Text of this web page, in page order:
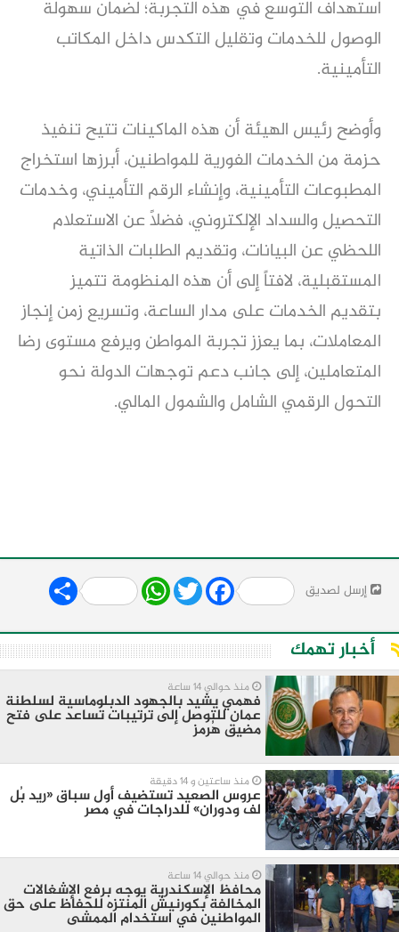
استهداف التوسع في هذه التجربة؛ لضمان سهولة
الوصول للخدمات وتقليل التكدس داخل المكاتب
التأمينية.
وأوضح رئيس الهيئة أن هذه الماكينات تتيح تنفيذ
حزمة من الخدمات الفورية للمواطنين، أبرزها استخراج
المطبوعات التأمينية، وإنشاء الرقم التأميني، وخدمات
التحصيل والسداد الإلكتروني، فضلاً عن الاستعلام
اللحظي عن البيانات، وتقديم الطلبات الذاتية
المستقبلية، لافتاً إلى أن هذه المنظومة تتميز
بتقديم الخدمات على مدار الساعة، وتسريع زمن إنجاز
المعاملات، بما يعزز تجربة المواطن ويرفع مستوى رضا
المتعاملين، إلى جانب دعم توجهات الدولة نحو
التحول الرقمي الشامل والشمول المالي.
إرسل لصديق Share WhatsApp
Twitter Facebook
أخبار تهمك
منذ حوالي 14 ساعة
فهمي يشيد بالجهود الدبلوماسية لسلطنة
عمان للتوصل إلى ترتيبات تساعد على فتح
مضيق هُرمز
منذ ساعتين و 14 دقيقة
عروس الصعيد تستضيف أول سباق «ريد بُل
لف ودوران» للدراجات في مصر
منذ حوالي 14 ساعة
محافظ الإسكندرية يوجه برفع الإشغالات
المخالفة بكورنيش المنتزه للحفاظ على حق
المواطنين في استخدام الممشى